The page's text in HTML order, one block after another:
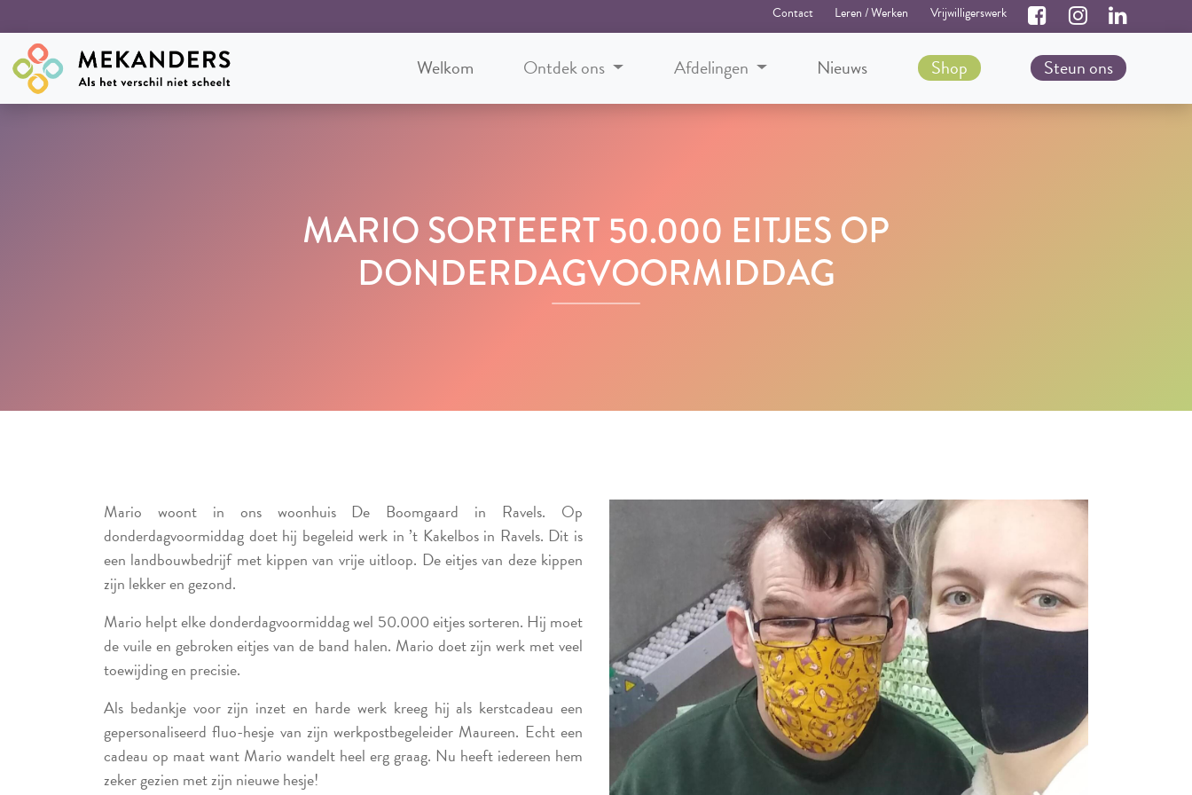
Contact Leren / Werken Vrijwilligerswerk
Welkom Ontdek ons Afdelingen Nieuws Shop Steun ons
MARIO SORTEERT 50.000 EITJES OP
DONDERDAGVOORMIDDAG
Mario woont in ons woonhuis De Boomgaard in Ravels. Op
donderdagvoormiddag doet hij begeleid werk in ’t Kakelbos in Ravels. Dit is
een landbouwbedrijf met kippen van vrije uitloop. De eitjes van deze kippen
zijn lekker en gezond.
Mario helpt elke donderdagvoormiddag wel 50.000 eitjes sorteren. Hij moet
de vuile en gebroken eitjes van de band halen. Mario doet zijn werk met veel
toewijding en precisie.
Als bedankje voor zijn inzet en harde werk kreeg hij als kerstcadeau een
gepersonaliseerd fluo-hesje van zijn werkpostbegeleider Maureen. Echt een
cadeau op maat want Mario wandelt heel erg graag. Nu heeft iedereen hem
zeker gezien met zijn nieuwe hesje!